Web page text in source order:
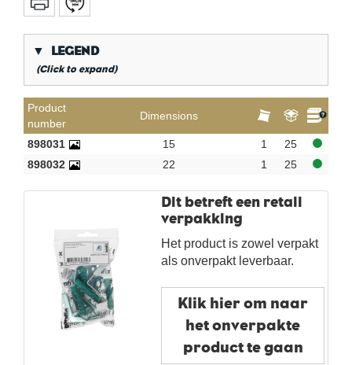
▼ LEGEND
(Click to expand)
*
**
KVBG
De Koninklijke Vereniging van Belgische
Gasvaklieden
G
Gastec QA
Polished chrome
Per bag
Per box
New products
Product
number
Dimensions
898031 15 1
25
898032
22 1 25
Dit betreft een retail
verpakking
Het product is zowel verpakt
als onverpakt leverbaar.
Klik hier om naar
het onverpakte
product te gaan